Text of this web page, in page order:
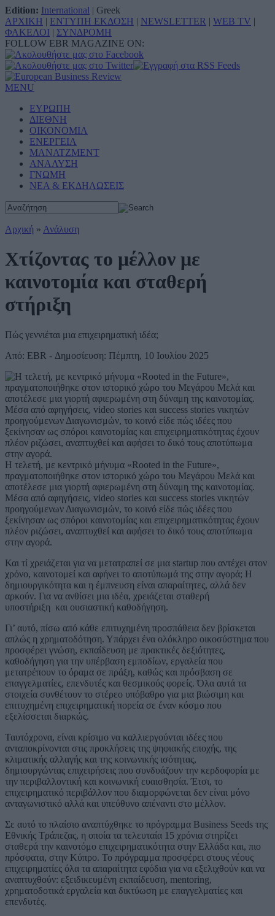
Edition: International | Greek
ΑΡΧΙΚΗ | ΕΝΤΥΠΗ ΕΚΔΟΣΗ | NEWSLETTER | WEB TV |
ΦΑΚΕΛΟΙ | ΣΥΝΔΡΟΜΗ
FOLLOW EBR MAGAZINE ON:
MENU
ΕΥΡΩΠΗ
ΔΙΕΘΝΗ
ΟΙΚΟΝΟΜΙΑ
ΕΝΕΡΓΕΙΑ
ΜΑΝΑΤΖΜΕΝΤ
ΑΝΑΛΥΣΗ
ΓΝΩΜΗ
ΝΕΑ & ΕΚΔΗΛΩΣΕΙΣ
Αρχική » Ανάλυση
Χτίζοντας το μέλλον με
καινοτομία και σταθερή
στήριξη
Πώς γεννιέται μια επιχειρηματική ιδέα;
Από: EBR - Δημοσίευση: Πέμπτη, 10 Ιουλίου 2025
Η τελετή, με κεντρικό μήνυμα «Rooted in the Future»,
πραγματοποιήθηκε στον ιστορικό χώρο του Μεγάρου Μελά και
αποτέλεσε μια γιορτή αφιερωμένη στη δύναμη της καινοτομίας.
Μέσα από αφηγήσεις, video stories και success stories νικητών
προηγούμενων Διαγωνισμών, το κοινό είδε πώς ιδέες που
ξεκίνησαν ως σπόροι καινοτομίας και επιχειρηματικότητας έχουν
πλέον ριζώσει, αναπτυχθεί και αφήσει το δικό τους αποτύπωμα
στην αγορά.
Και τί χρειάζεται για να μετατραπεί σε μια startup που αντέχει στον
χρόνο, καινοτομεί και αφήνει το αποτύπωμά της στην αγορά; Η
δημιουργικότητα και η έμπνευση είναι απαραίτητες, αλλά δεν
αρκούν. Για να ανθίσει μια ιδέα, χρειάζεται σταθερή
υποστήριξη και ουσιαστική καθοδήγηση.
Γι’ αυτό, πίσω από κάθε επιτυχημένη προσπάθεια δεν βρίσκεται
απλώς η χρηματοδότηση. Υπάρχει ένα ολόκληρο οικοσύστημα που
προσφέρει γνώση, εκπαίδευση με πρακτικές δεξιότητες,
καθοδήγηση για την υπέρβαση εμποδίων, εργαλεία που
μετατρέπουν το όραμα σε πράξη, καθώς και πρόσβαση σε
επαγγελματίες, επενδυτές και θεσμικούς φορείς. Όλα αυτά τα
στοιχεία συνθέτουν το στέρεο υπόβαθρο για μια βιώσιμη και
επιτυχημένη επιχειρηματική πορεία σε έναν κόσμο που
εξελίσσεται διαρκώς.
Ταυτόχρονα, είναι κρίσιμο να καλλιεργούνται ιδέες που
ανταποκρίνονται στις προκλήσεις της ψηφιακής εποχής, της
κλιματικής αλλαγής και της κοινωνικής ισότητας,
δημιουργώντας επιχειρήσεις που συνδυάζουν την κερδοφορία με
την περιβαλλοντική και κοινωνική ευαισθησία. Έτσι, το
επιχειρηματικό περιβάλλον που διαμορφώνεται δεν είναι μόνο
ανταγωνιστικό αλλά και υπεύθυνο απέναντι στο μέλλον.
Σε αυτό το πλαίσιο αναπτύχθηκε το πρόγραμμα Business Seeds της
Εθνικής Τράπεζας, η οποία τα τελευταία 15 χρόνια στηρίζει
σταθερά την καινοτόμο επιχειρηματικότητα στην Ελλάδα και, πιο
πρόσφατα, στην Κύπρο. Το πρόγραμμα προσφέρει στους νέους
επιχειρηματίες όλα τα απαραίτητα εφόδια για να εξελιχθούν και να
αναπτυχθούν: εξειδικευμένη εκπαίδευση, mentoring,
χρηματοδοτικά εργαλεία και δικτύωση με επαγγελματίες και
επενδυτές.